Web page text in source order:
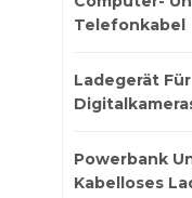
Telefonkabel
Ladegerät Für
Powerbank
Kabelloses